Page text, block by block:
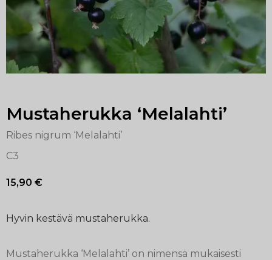
Mustaherukka ‘Melalahti’
Ribes nigrum ‘Melalahti’
C3
15,90 €
Hyvin kestävä mustaherukka.
Mustaherukka ‘Melalahti’ on nimensä mukaisesti